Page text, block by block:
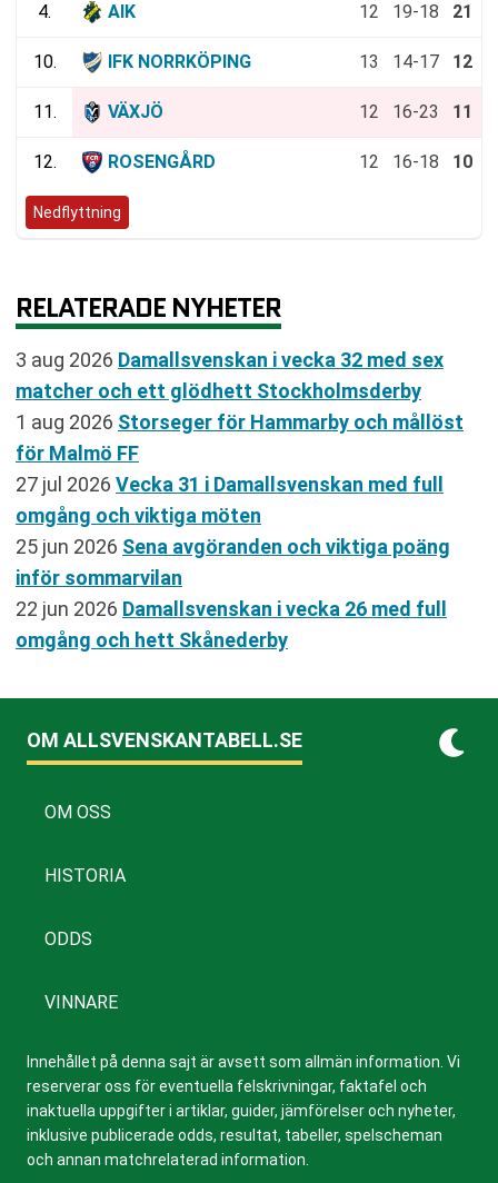
4. AIK 12 19-18 21
10. IFK NORRKÖPING 13 14-17 12
11. VÄXJÖ 12 16-23 11
12. ROSENGÅRD 12 16-18 10
Nedflyttning
RELATERADE NYHETER
3 aug 2026 Damallsvenskan i vecka 32 med sex
matcher och ett glödhett Stockholmsderby
1 aug 2026 Storseger för Hammarby och mållöst
för Malmö FF
27 jul 2026 Vecka 31 i Damallsvenskan med full
omgång och viktiga möten
25 jun 2026 Sena avgöranden och viktiga poäng
inför sommarvilan
22 jun 2026 Damallsvenskan i vecka 26 med full
omgång och hett Skånederby
OM ALLSVENSKANTABELL.SE
OM OSS
HISTORIA
ODDS
VINNARE
Innehållet på denna sajt är avsett som allmän information. Vi
reserverar oss för eventuella felskrivningar, faktafel och
inaktuella uppgifter i artiklar, guider, jämförelser och nyheter,
inklusive publicerade odds, resultat, tabeller, spelscheman
och annan matchrelaterad information.